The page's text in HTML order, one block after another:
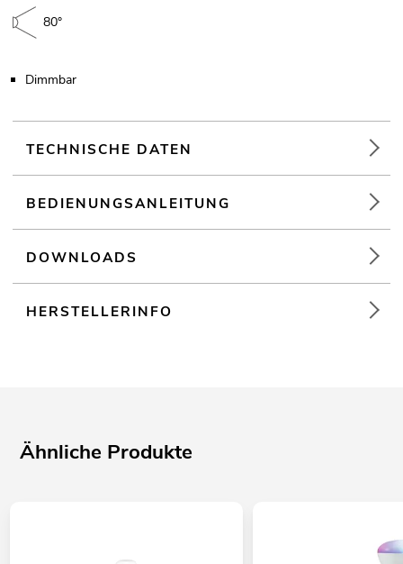
80°
Dimmbar
TECHNISCHE DATEN
BEDIENUNGSANLEITUNG
DOWNLOADS
HERSTELLERINFO
Ähnliche Produkte